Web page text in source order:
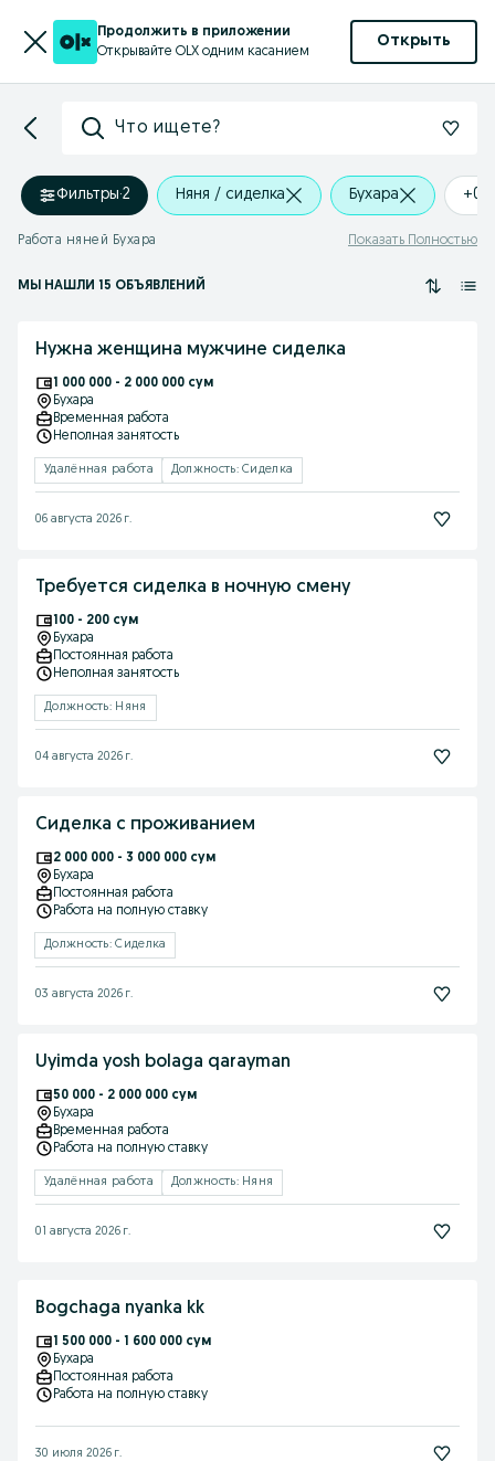
Продолжить в приложении
Открывайте OLX одним касанием
Открыть
Что ищете?
Фильтры·2 Няня / сиделка Бухара +0
Работа няней Бухара Показать Полностью
МЫ НАШЛИ 15 ОБЪЯВЛЕНИЙ
Нужна женщина мужчине сиделка
1 000 000 - 2 000 000 сум
Бухара
Временная работа
Неполная занятость
Удалённая работа Должность: Сиделка
06 августа 2026 г.
Требуется сиделка в ночную смену
100 - 200 сум
Бухара
Постоянная работа
Неполная занятость
Должность: Няня
04 августа 2026 г.
Сиделка с проживанием
2 000 000 - 3 000 000 сум
Бухара
Постоянная работа
Работа на полную ставку
Должность: Сиделка
03 августа 2026 г.
Uyimda yosh bolaga qarayman
50 000 - 2 000 000 сум
Бухара
Временная работа
Работа на полную ставку
Удалённая работа Должность: Няня
01 августа 2026 г.
Bogchaga nyanka kk
1 500 000 - 1 600 000 сум
Бухара
Постоянная работа
Работа на полную ставку
30 июля 2026 г.